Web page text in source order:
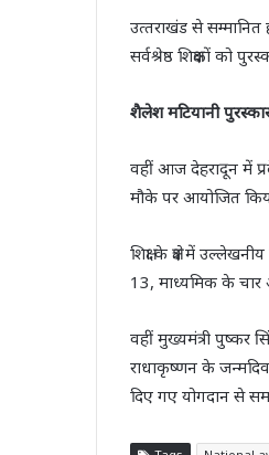
उत्‍तराखंड से सम्‍म‍ानित
सर्वश्रेष्ठ शिक्षकों को
शैलेश मटियानी
वहीं आज देहरादून में
मौके पर आयोजित
शिक्षा के क्षेत्र में
13, माध्यमिक के चार
वहीं मुख्यमंत्री पुष्कर
राधाकृष्णन के जन्मदिवस
दिए गए योगदान से